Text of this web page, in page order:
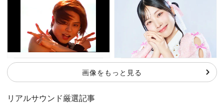
画像をもっと見る
リアルサウンド厳選記事